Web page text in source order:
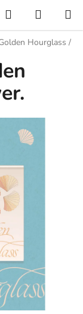
Hľadať
KOŠÍK
Hourglass /